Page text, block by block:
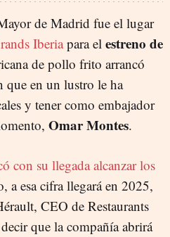
de Madrid fue el lugar
Iberiapara el estreno de
de pollo frito arrancó
que en un lustro le ha
y tener como embajador
Omar Montes.
con su llegada alcanzar los
a esa cifra llegará en 2025,
CEO de Restaurants
que la compañía abrirá